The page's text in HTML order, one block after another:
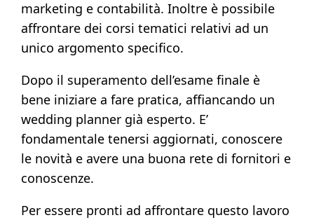
marketing e contabilità. Inoltre è possibile
affrontare dei corsi tematici relativi ad un
unico argomento specifico.
Dopo il superamento dell’esame finale è
bene iniziare a fare pratica, affiancando un
wedding planner già esperto. E’
fondamentale tenersi aggiornati, conoscere
le novità e avere una buona rete di fornitori e
conoscenze.
Per essere pronti ad affrontare questo lavoro